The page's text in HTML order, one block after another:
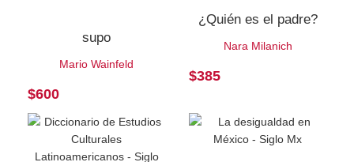
supo
Mario Wainfeld
$600
¿Quién es el padre?
Nara Milanich
$385